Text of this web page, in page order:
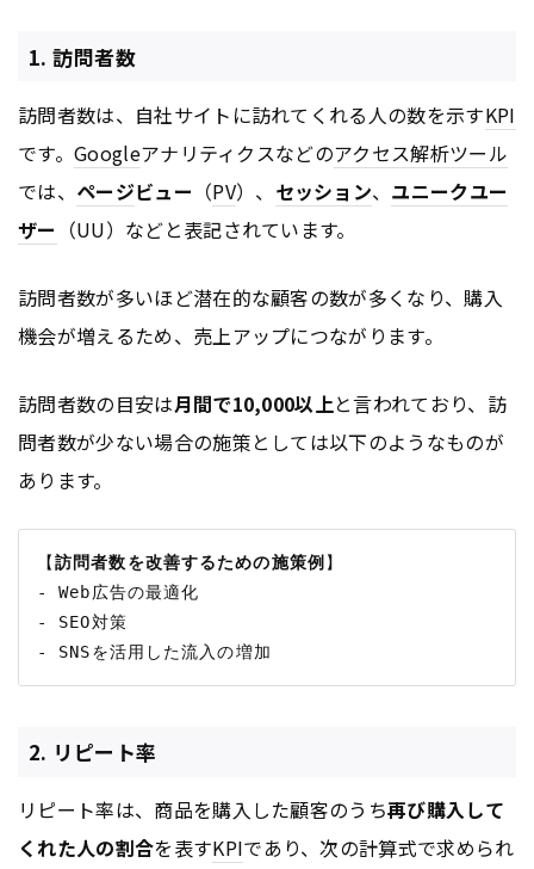
1. 訪問者数
訪問者数は、自社サイトに訪れてくれる人の数を示すKPI
です。 Googleアナリティクスなどのアクセス解析ツール
では、 ページビュー （PV）、 セッション、 ユニークユー
ザー （UU）などと表記されています。
訪問者数が多いほど潜在的な顧客の数が多くなり、購入
機会が増えるため、売上アップにつながります。
訪問者数の目安は月間で10,000以上と言われており、訪
問者数が少ない場合の施策としては以下のようなものが
あります。
【訪問者数を改善するための施策例】
- Web広告の最適化
- SEO対策
2. リピート率
リピート率は、商品を購入した顧客のうち再び購入して
くれた人の割合を表すKPIであり、次の計算式で求められ